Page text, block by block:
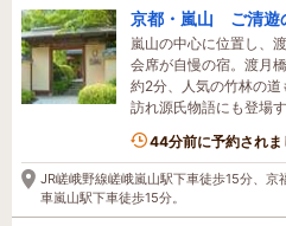
京都・嵐山 ご清
嵐山の中心に位置し、
会席が自慢の宿。渡月
約2分、人気の竹林の道
訪れ源氏物語にも登場
1名がこの宿を見て
44分前に予約されま
JR嵯峨野線嵯峨嵐山駅下車徒歩15分、
車嵐山駅下車徒歩15分。